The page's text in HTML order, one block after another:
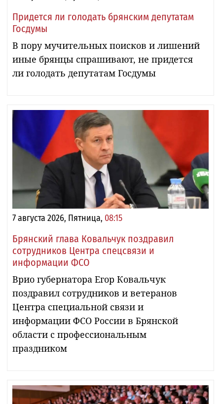
Придется ли голодать брянским депутатам
Госдумы
В пору мучительных поисков и лишений
иные брянцы спрашивают, не придется
ли голодать депутатам Госдумы
7 августа 2026, Пятница, 08:15
Брянский глава Ковальчук поздравил
сотрудников Центра спецсвязи и
информации ФСО
Врио губернатора Егор Ковальчук
поздравил сотрудников и ветеранов
Центра специальной связи и
информации ФСО России в Брянской
области с профессиональным
праздником